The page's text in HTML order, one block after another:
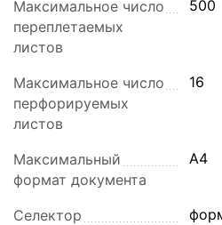
Максимальное число
переплетаемых
листов
500
Максимальное число
перфорируемых
листов
16
Максимальный
формат документа
А4
Селектор